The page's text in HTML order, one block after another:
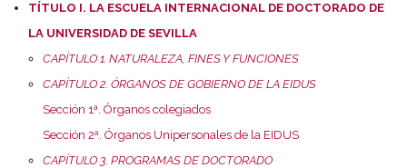
TÍTULO I. LA ESCUELA INTERNACIONAL DE DOCTORADO DE
LA UNIVERSIDAD DE SEVILLA
CAPÍTULO 1. NATURALEZA, FINES Y FUNCIONES
CAPÍTULO 2. ÓRGANOS DE GOBIERNO DE LA EIDUS
Sección 1ª. Órganos colegiados
Sección 2ª. Órganos Unipersonales de la EIDUS
CAPÍTULO 3. PROGRAMAS DE DOCTORADO